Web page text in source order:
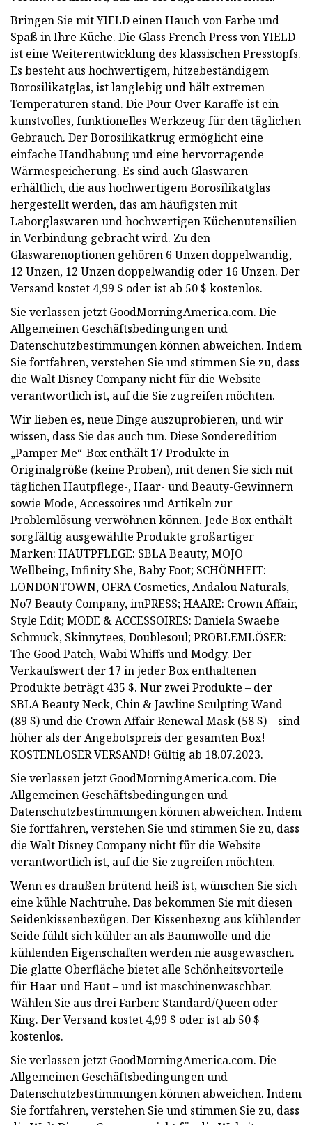
Bringen Sie mit YIELD einen Hauch von Farbe und
Spaß in Ihre Küche. Die Glass French Press von YIELD
ist eine Weiterentwicklung des klassischen Presstopfs.
Es besteht aus hochwertigem, hitzebeständigem
Borosilikatglas, ist langlebig und hält extremen
Temperaturen stand. Die Pour Over Karaffe ist ein
kunstvolles, funktionelles Werkzeug für den täglichen
Gebrauch. Der Borosilikatkrug ermöglicht eine
einfache Handhabung und eine hervorragende
Wärmespeicherung. Es sind auch Glaswaren
erhältlich, die aus hochwertigem Borosilikatglas
hergestellt werden, das am häufigsten mit
Laborglaswaren und hochwertigen Küchenutensilien
in Verbindung gebracht wird. Zu den
Glaswarenoptionen gehören 6 Unzen doppelwandig,
12 Unzen, 12 Unzen doppelwandig oder 16 Unzen. Der
Versand kostet 4,99 $ oder ist ab 50 $ kostenlos.
Sie verlassen jetzt GoodMorningAmerica.com. Die
Allgemeinen Geschäftsbedingungen und
Datenschutzbestimmungen können abweichen. Indem
Sie fortfahren, verstehen Sie und stimmen Sie zu, dass
die Walt Disney Company nicht für die Website
verantwortlich ist, auf die Sie zugreifen möchten.
Wir lieben es, neue Dinge auszuprobieren, und wir
wissen, dass Sie das auch tun. Diese Sonderedition
„Pamper Me“-Box enthält 17 Produkte in
Originalgröße (keine Proben), mit denen Sie sich mit
täglichen Hautpflege-, Haar- und Beauty-Gewinnern
sowie Mode, Accessoires und Artikeln zur
Problemlösung verwöhnen können. Jede Box enthält
sorgfältig ausgewählte Produkte großartiger
Marken: HAUTPFLEGE: SBLA Beauty, MOJO
Wellbeing, Infinity She, Baby Foot; SCHÖNHEIT:
LONDONTOWN, OFRA Cosmetics, Andalou Naturals,
No7 Beauty Company, imPRESS; HAARE: Crown Affair,
Style Edit; MODE & ACCESSOIRES: Daniela Swaebe
Schmuck, Skinnytees, Doublesoul; PROBLEMLÖSER:
The Good Patch, Wabi Whiffs und Modgy. Der
Verkaufswert der 17 in jeder Box enthaltenen
Produkte beträgt 435 $. Nur zwei Produkte – der
SBLA Beauty Neck, Chin & Jawline Sculpting Wand
(89 $) und die Crown Affair Renewal Mask (58 $) – sind
höher als der Angebotspreis der gesamten Box!
KOSTENLOSER VERSAND! Gültig ab 18.07.2023.
Sie verlassen jetzt GoodMorningAmerica.com. Die
Allgemeinen Geschäftsbedingungen und
Datenschutzbestimmungen können abweichen. Indem
Sie fortfahren, verstehen Sie und stimmen Sie zu, dass
die Walt Disney Company nicht für die Website
verantwortlich ist, auf die Sie zugreifen möchten.
Wenn es draußen brütend heiß ist, wünschen Sie sich
eine kühle Nachtruhe. Das bekommen Sie mit diesen
Seidenkissenbezügen. Der Kissenbezug aus kühlender
Seide fühlt sich kühler an als Baumwolle und die
kühlenden Eigenschaften werden nie ausgewaschen.
Die glatte Oberfläche bietet alle Schönheitsvorteile
für Haar und Haut – und ist maschinenwaschbar.
Wählen Sie aus drei Farben: Standard/Queen oder
King. Der Versand kostet 4,99 $ oder ist ab 50 $
kostenlos.
Sie verlassen jetzt GoodMorningAmerica.com. Die
Allgemeinen Geschäftsbedingungen und
Datenschutzbestimmungen können abweichen. Indem
Sie fortfahren, verstehen Sie und stimmen Sie zu, dass